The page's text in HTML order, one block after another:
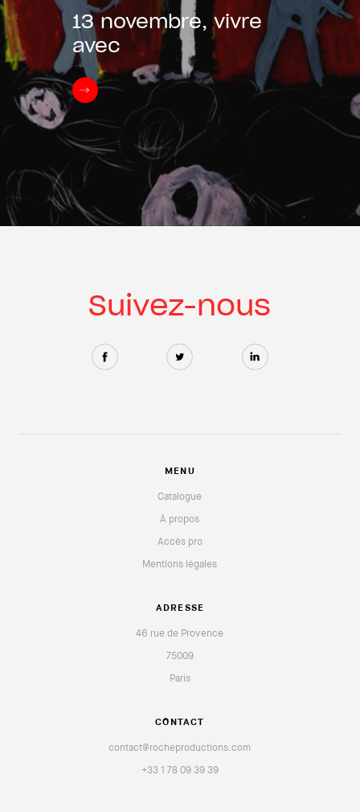
13 novembre, vivre
avec
Suivez-nous
MENU
Catalogue
À propos
Accès pro
Mentions légales
ADRESSE
46 rue de Provence
75009
Paris
CONTACT
contact@rocheproductions.com
+33 1 78 09 39 39